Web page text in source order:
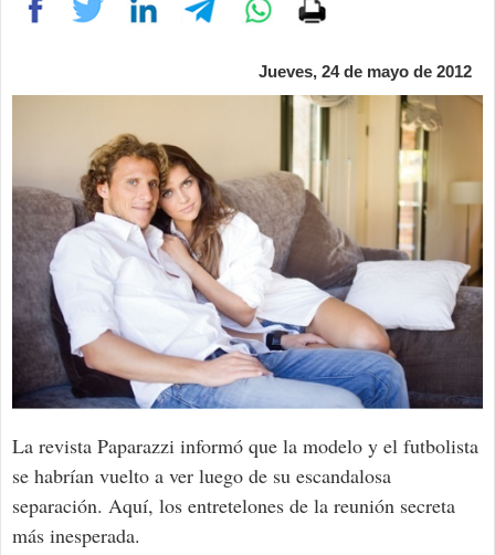
Jueves, 24 de mayo de 2012
La revista Paparazzi informó que la modelo y el futbolista
se habrían vuelto a ver luego de su escandalosa
separación. Aquí, los entretelones de la reunión secreta
más inesperada.